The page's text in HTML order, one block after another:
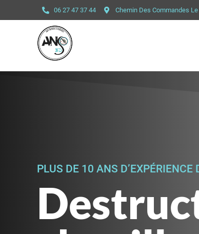
06 27 47 37 44 Chemin Des Commandes Le
PLUS DE 10 ANS